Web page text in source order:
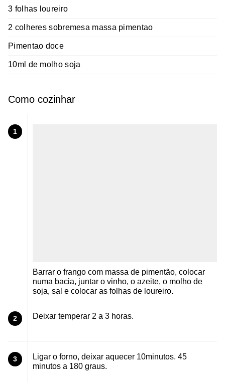
3 folhas loureiro
2 colheres sobremesa massa pimentao
Pimentao doce
10ml de molho soja
Como cozinhar
1
Barrar o frango com massa de pimentão, colocar
numa bacia, juntar o vinho, o azeite, o molho de
soja, sal e colocar as folhas de loureiro.
2 Deixar temperar 2 a 3 horas.
3
Ligar o forno, deixar aquecer 10minutos. 45
minutos a 180 graus.